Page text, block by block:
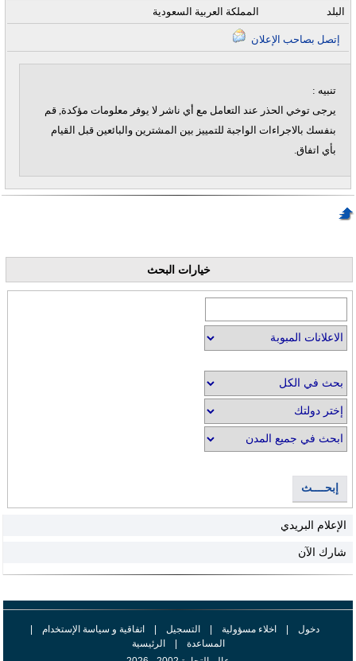
المملكة العربية السعودية
البلد
تنبيه :
يرجى توخي الحذر عند التعامل مع أي ناشر لا يوفر معلومات مؤكدة, قم
بنفسك بالاجراءات الواجبة للتمييز بين المشترين والبائعين قبل القيام
بأي اتفاق.
خيارات البحث
إبحــــث
الإعلام البريدي
شارك الآن
دخول | اخلاء مسؤولية | التسجيل | اتفاقية و سياسة الإستخدام
|
المساعدة
|
الرئيسية